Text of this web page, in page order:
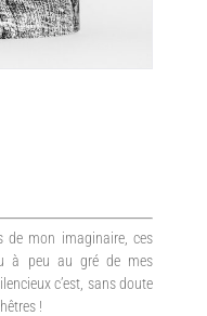
de mon imaginaire, ces
à peu au gré de mes
c’est, sans doute
!